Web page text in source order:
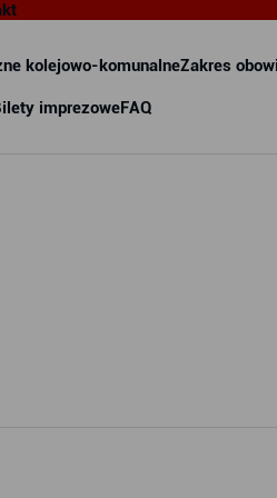
kolejowo-komunalneZakres
imprezoweFAQ